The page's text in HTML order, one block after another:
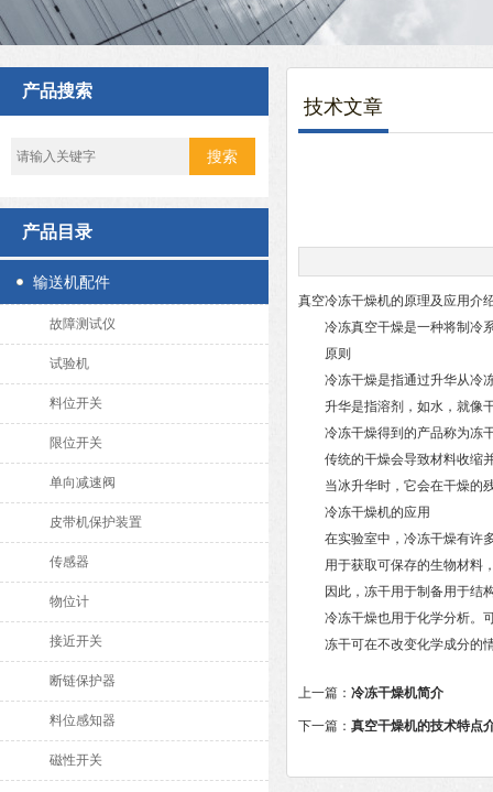
产品搜索
产品目录
输送机配件
故障测试仪
试验机
料位开关
限位开关
单向减速阀
皮带机保护装置
传感器
物位计
接近开关
断链保护器
料位感知器
磁性开关
技术文章
真空冷冻干燥机的原理及应用介
冷冻真空干燥是一种将制冷系
原则
冷冻干燥是指通过升华从冷冻
升华是指溶剂，如水，就像干
冷冻干燥得到的产品称为冻
传统的干燥会导致材料收缩并
当冰升华时，它会在干燥的残
冷冻干燥机的应用
在实验室中，冷冻干燥有许多
用于获取可保存的生物材料，
因此，冻干用于制备用于结构
冷冻干燥也用于化学分析。可
冻干可在不改变化学成分的情
上一篇： 冷冻干燥机简介
下一篇： 真空干燥机的技术特点